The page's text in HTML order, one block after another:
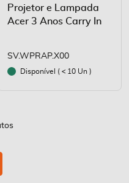
Projetor e Lampada
Acer 3 Anos Carry In
SV.WPRAP.X00
Disponível ( 10 Un )